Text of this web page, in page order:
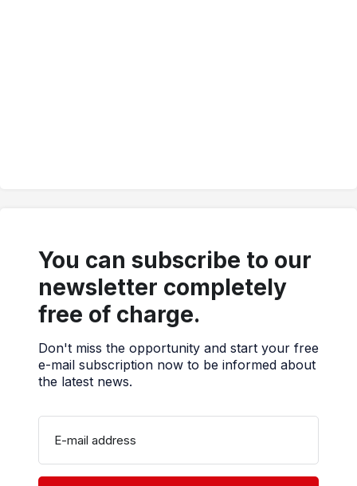
You can subscribe to our
newsletter completely
free of charge.
Don't miss the opportunity and start your free
e-mail subscription now to be informed about
the latest news.
E-mail address